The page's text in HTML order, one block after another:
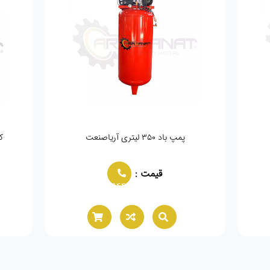
پمپ باد ۳۵۰ لیتری آریاصنعت
قیمت :
02166021944